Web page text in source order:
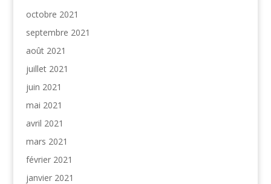
octobre 2021
septembre 2021
août 2021
juillet 2021
juin 2021
mai 2021
avril 2021
mars 2021
février 2021
janvier 2021